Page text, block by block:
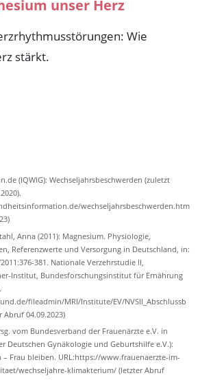
unser Herz
Wie
stärkt.
(IQWIG): Wechseljahrsbeschwerden (zuletzt
wechseljahrsbeschwerden.htm
Anna (2011): Magnesium. Physiologie,
Referenzwerte und Versorgung in Deutschland, in:
381. Nationale Verzehrstudie II,
Institut, Bundesforschungsinstitut für Ernährung
fileadmin/MRI/Institute/EV/NVSII_Abschlussb
Abruf 04.09.2023)
vom Bundesverband der Frauenärzte e.V. in
Deutschen Gynäkologie und Geburtshilfe e.V.):
– Frau bleiben. URL:https://www.frauenaerzte-im-
wechseljahre-klimakterium/ (letzter Abruf